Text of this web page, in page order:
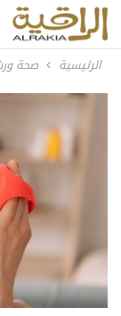
الرئيسية صحة